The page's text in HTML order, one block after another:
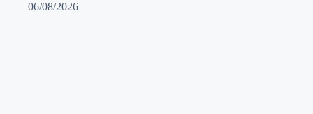
06/08/2026